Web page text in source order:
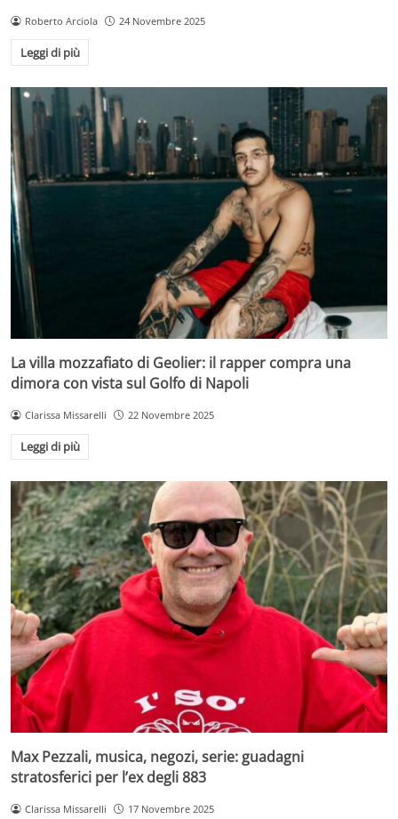
Roberto Arciola 24 Novembre 2025
Leggi di più
La villa mozzafiato di Geolier: il rapper compra una
dimora con vista sul Golfo di Napoli
Clarissa Missarelli 22 Novembre 2025
Leggi di più
Max Pezzali, musica, negozi, serie: guadagni
stratosferici per l’ex degli 883
Clarissa Missarelli 17 Novembre 2025